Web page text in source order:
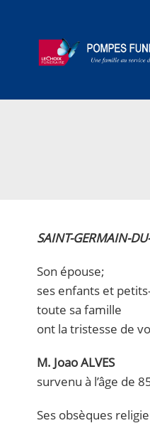
SAINT-GERMAIN-
Son épouse;
ses enfants et
toute sa famille
ont la tristesse de
M. Joao ALVES
survenu à l’âge de
Ses obsèques